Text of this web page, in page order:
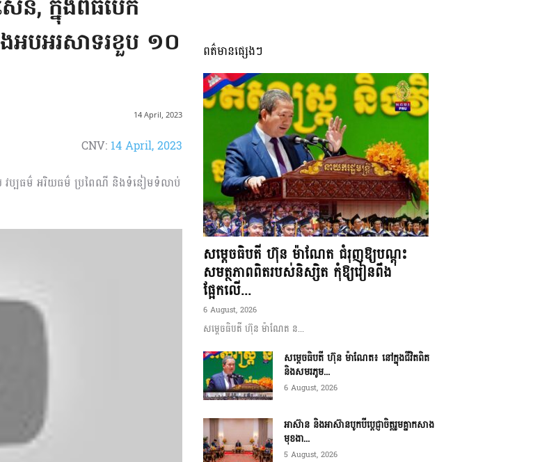
ន, ក្នុងពិធីបើក
ងអបអរសាទរខួប ១០
14 April, 2023
CNV: 14 April, 2023
ាយ វប្បធម៌ អរិយធម៌ ប្រពៃណី និងទំនៀមទំលាប់
ពត៌មានផ្សេងៗ
សម្តេចធិបតី ហ៊ុន ម៉ាណែត ជំរុញឱ្យបណ្តុះ
សមត្ថភាពពិតរបស់និស្សិត កុំឱ្យរៀនពឹង
ផ្អែកលើ...
6 August, 2026
សម្តេចធិបតី ហ៊ុន ម៉ាណែត ន...
សម្តេចធិបតី ហ៊ុន ម៉ាណែត៖ នៅក្នុងជីវិតពិត
និងសមរភូម...
6 August, 2026
អាស៊ាន និងអាស៊ានបូកបីប្តេជ្ញាចិត្តរួមគ្នាកសាង
មុខងា...
5 August, 2026